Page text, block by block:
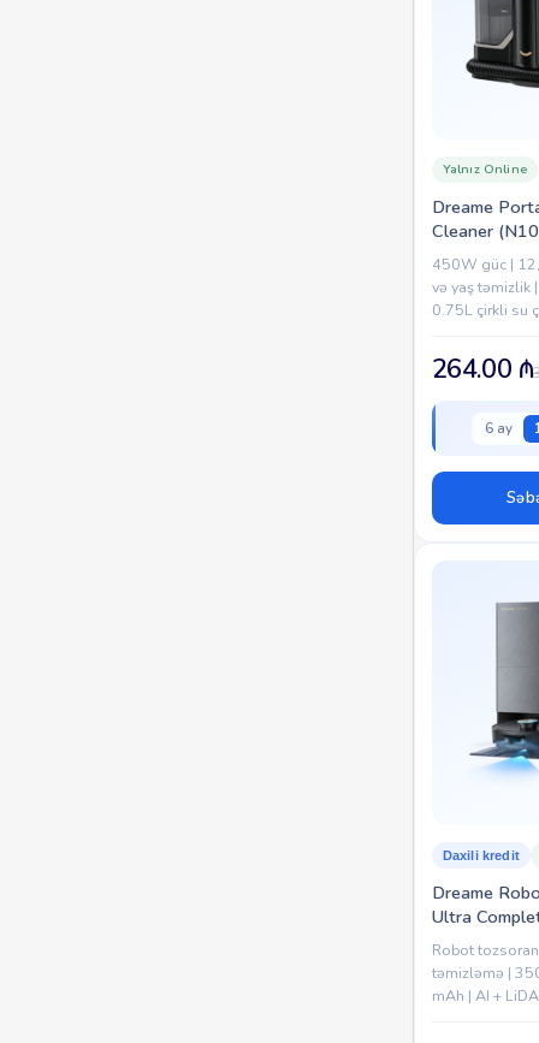
Dreame
Cleaner
Yalnız Online
450W güc |
və yaş təmizlik
0.75L çirkli su
264.00 ₼
6 ay
Dreame
Ultra
Daxili kredit
Robot
təmizləmə |
mAh | AI +